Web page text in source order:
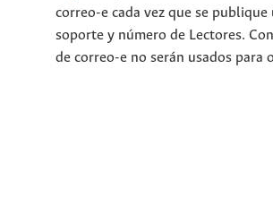
correo-e cada vez que se
soporte y número de Lectores.
de correo-e no serán usados para